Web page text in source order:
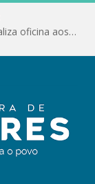
Conselho Municipal de Assistência Social realiza oficina aos servidores